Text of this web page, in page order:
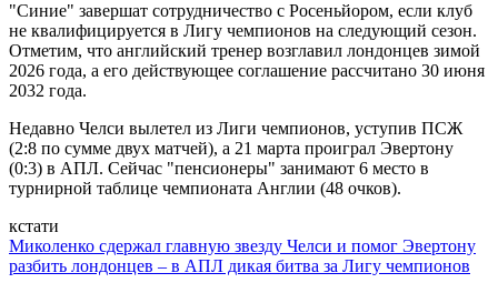
"Синие" завершат сотрудничество с Росеньйором, если клуб
не квалифицируется в Лигу чемпионов на следующий сезон.
Отметим, что английский тренер возглавил лондонцев зимой
2026 года, а его действующее соглашение рассчитано 30 июня
2032 года.
Недавно Челси вылетел из Лиги чемпионов, уступив ПСЖ
(2:8 по сумме двух матчей), а 21 марта проиграл Эвертону
(0:3) в АПЛ. Сейчас "пенсионеры" занимают 6 место в
турнирной таблице чемпионата Англии (48 очков).
кстати
Миколенко сдержал главную звезду Челси и помог Эвертону
разбить лондонцев – в АПЛ дикая битва за Лигу чемпионов